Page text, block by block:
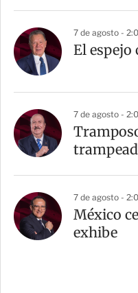
7 de agosto -
El
7 de agosto -
7 de agosto -
México
exhibe